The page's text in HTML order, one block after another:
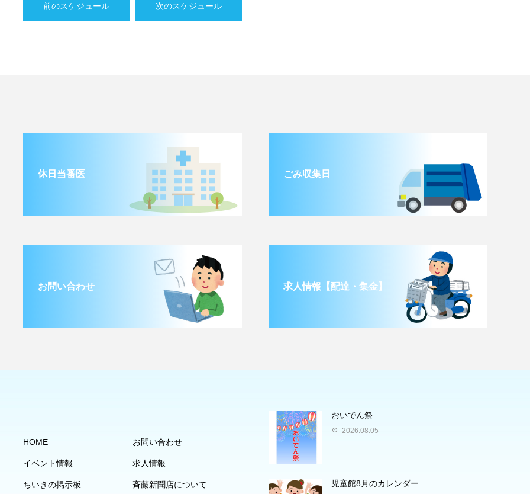
前のスケジュール 次のスケジュール
休日当番医 ごみ収集日
お問い合わせ 求人情報【配達・集金】
HOME
イベント情報
ちいきの掲示板
お問い合わせ
求人情報
斉藤新聞店について
おいでん祭
2026.08.05
児童館8月のカレンダー